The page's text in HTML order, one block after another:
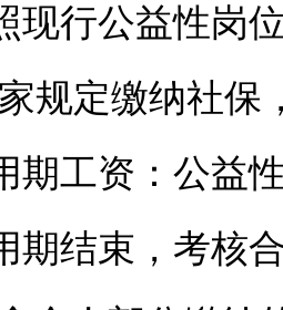
行公益性岗位
规定缴纳社保
工资：公益性
结束，考核合